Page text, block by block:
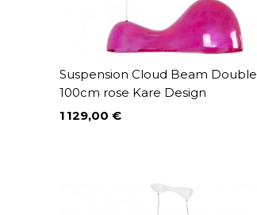
Suspension Cloud Beam Double
100cm rose Kare Design
Prix
1 129,00 €